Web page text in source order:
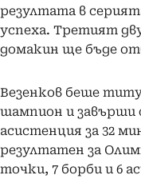
резултата в
успеха. Третият
домакин ще бъде
Везенков беше
шампион и завърши
асистенция за 32
резултатен за
точки, 7 борби и 6